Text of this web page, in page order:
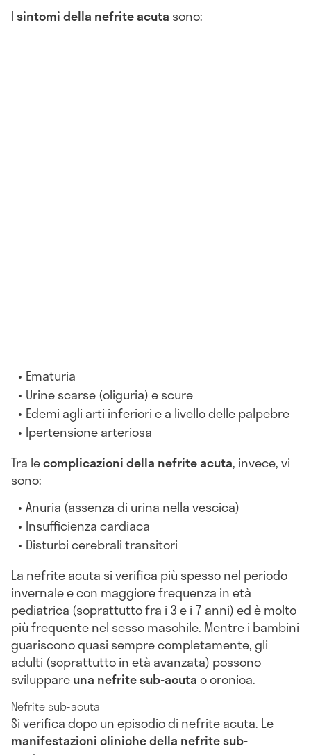
Isintomi della nefrite acuta sono:
Ematuria
Urine scarse (oliguria) e scure
Edemi agli arti inferiori e a livello delle palpebre
Ipertensione arteriosa
Tra lecomplicazioni della nefrite acuta, invece, vi
sono:
Anuria (assenza di urina nella vescica)
Insufficienza cardiaca
Disturbi cerebrali transitori
La nefrite acuta si verifica più spesso nel periodo
invernale e con maggiore frequenza in età
pediatrica (soprattutto fra i 3 e i 7 anni) ed è molto
più frequente nel sesso maschile. Mentre i bambini
guariscono quasi sempre completamente, gli
adulti (soprattutto in età avanzata) possono
sviluppareuna nefrite sub-acutao cronica.
Nefrite sub-acuta
Si verifica dopo un episodio di nefrite acuta. Le
manifestazioni cliniche della nefrite sub-